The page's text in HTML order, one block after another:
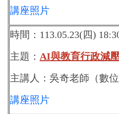
講座照片
時間：113.05.23(四)
主題： AI與教育行政減
主講人：吳奇老師 （數
講座照片